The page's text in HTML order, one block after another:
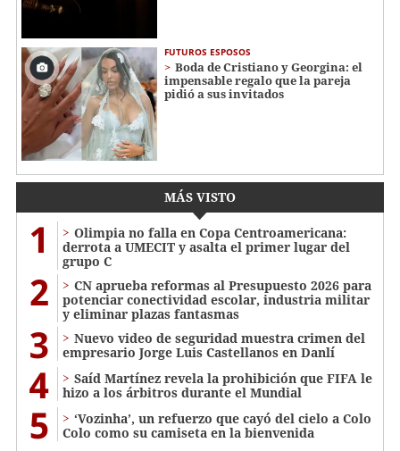
FUTUROS ESPOSOS
Boda de Cristiano y Georgina: el
impensable regalo que la pareja
pidió a sus invitados
MÁS VISTO
1
Olimpia no falla en Copa Centroamericana:
derrota a UMECIT y asalta el primer lugar del
grupo C
2
CN aprueba reformas al Presupuesto 2026 para
potenciar conectividad escolar, industria militar
y eliminar plazas fantasmas
3
Nuevo video de seguridad muestra crimen del
empresario Jorge Luis Castellanos en Danlí
4
Saíd Martínez revela la prohibición que FIFA le
hizo a los árbitros durante el Mundial
5
‘Vozinha’, un refuerzo que cayó del cielo a Colo
Colo como su camiseta en la bienvenida